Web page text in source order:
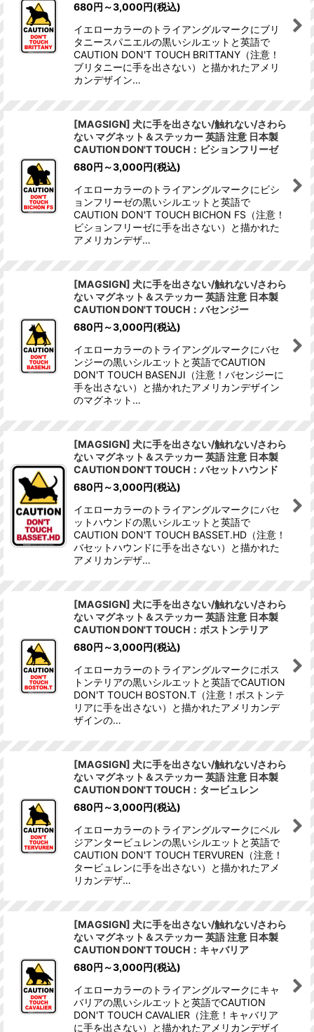
680円 ～3,000円(税込)
イエローカラーのトライアングルマークにブリ
タニースパニエルの黒いシルエットと英語で
CAUTION DON'T TOUCH BRITTANY（注意！
ブリタニーに手を出さない）と描かれたアメリ
カンデザイン…
[MAGSIGN] 犬に手を出さない/触れない/さわら
ない マグネット＆ステッカー 英語 注意 日本製
CAUTION DON'T TOUCH：ビションフリーゼ
680円 ～3,000円(税込)
イエローカラーのトライアングルマークにビシ
ョンフリーゼの黒いシルエットと英語で
CAUTION DON'T TOUCH BICHON FS（注意！
ビションフリーゼに手を出さない）と描かれた
アメリカンデザ…
[MAGSIGN] 犬に手を出さない/触れない/さわら
ない マグネット＆ステッカー 英語 注意 日本製
CAUTION DON'T TOUCH：バセンジー
680円 ～3,000円(税込)
イエローカラーのトライアングルマークにバセ
ンジーの黒いシルエットと英語でCAUTION
DON'T TOUCH BASENJI（注意！バセンジーに
手を出さない）と描かれたアメリカンデザイン
のマグネット…
[MAGSIGN] 犬に手を出さない/触れない/さわら
ない マグネット＆ステッカー 英語 注意 日本製
CAUTION DON'T TOUCH：バセットハウンド
680円 ～3,000円(税込)
イエローカラーのトライアングルマークにバセ
ットハウンドの黒いシルエットと英語で
CAUTION DON'T TOUCH BASSET.HD（注意！
バセットハウンドに手を出さない）と描かれた
アメリカンデザ…
[MAGSIGN] 犬に手を出さない/触れない/さわら
ない マグネット＆ステッカー 英語 注意 日本製
CAUTION DON'T TOUCH：ボストンテリア
680円 ～3,000円(税込)
イエローカラーのトライアングルマークにボス
トンテリアの黒いシルエットと英語でCAUTION
DON'T TOUCH BOSTON.T（注意！ボストンテ
リアに手を出さない）と描かれたアメリカンデ
ザインの…
[MAGSIGN] 犬に手を出さない/触れない/さわら
ない マグネット＆ステッカー 英語 注意 日本製
CAUTION DON'T TOUCH：タービュレン
680円 ～3,000円(税込)
イエローカラーのトライアングルマークにベル
ジアンタービュレンの黒いシルエットと英語で
CAUTION DON'T TOUCH TERVUREN（注意！
タービュレンに手を出さない）と描かれたアメ
リカンデザ…
[MAGSIGN] 犬に手を出さない/触れない/さわら
ない マグネット＆ステッカー 英語 注意 日本製
CAUTION DON'T TOUCH：キャバリア
680円 ～3,000円(税込)
イエローカラーのトライアングルマークにキャ
バリアの黒いシルエットと英語でCAUTION
DON'T TOUCH CAVALIER（注意！キャバリア
に手を出さない）と描かれたアメリカンデザイ